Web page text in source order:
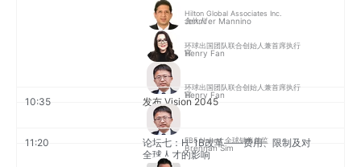
Jennifer Mannino
Hilton Global Associates Inc.
合伙人
Henry Fan
环球出国团队联合创始人兼首席执行
官
10:35 发布 Vision 2045
Henry Fan
环球出国团队联合创始人兼首席执行
官
11:20
论坛七：H-1B改革——费用、限制及对
全球人才的影响
Brennan Sim
EB5 United 全球销售总监